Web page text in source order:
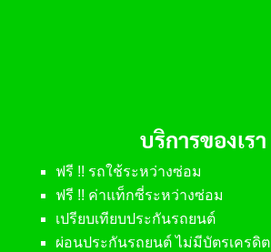
บริการของเรา
ฟรี !! รถใช้ระหว่างซ่อม
ฟรี !! ค่าแท็กซี่ระหว่างซ่อม
เปรียบเทียบประกันรถยนต์
ผ่อนประกันรถยนต์ ไม่มีบัตรเครดิต